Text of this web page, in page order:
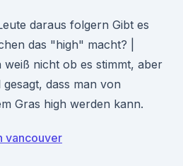
daraus folgern Gibt es
das "high" macht? |
weiß nicht ob es stimmt, aber
dass man von
Gras high werden kann.
vancouver